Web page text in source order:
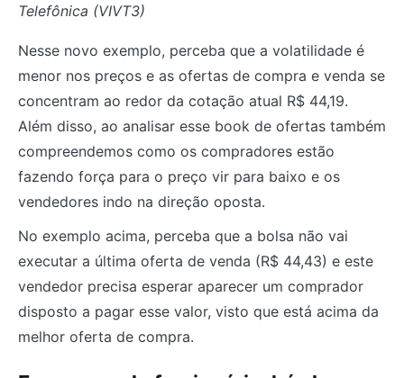
Telefônica (VIVT3)
Nesse novo exemplo, perceba que a volatilidade é
menor nos preços e as ofertas de compra e venda se
concentram ao redor da cotação atual R$ 44,19.
Além disso, ao analisar esse book de ofertas também
compreendemos como os compradores estão
fazendo força para o preço vir para baixo e os
vendedores indo na direção oposta.
No exemplo acima, perceba que a bolsa não vai
executar a última oferta de venda (R$ 44,43) e este
vendedor precisa esperar aparecer um comprador
disposto a pagar esse valor, visto que está acima da
melhor oferta de compra.